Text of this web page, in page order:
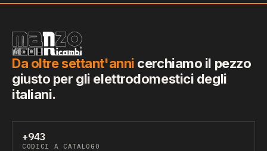
Da oltre settant'anni cerchiamo il pezzo
giusto per gli elettrodomestici degli
italiani.
+943
CODICI A CATALOGO